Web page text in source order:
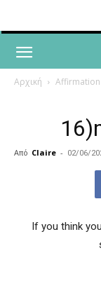
Αρχική
Από Claire - 02/06/
If you think